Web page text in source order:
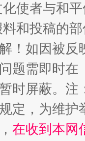
除
使者与和
和投稿的
！如因被
题需即时在
时屏蔽。
定，为维
在收到本网